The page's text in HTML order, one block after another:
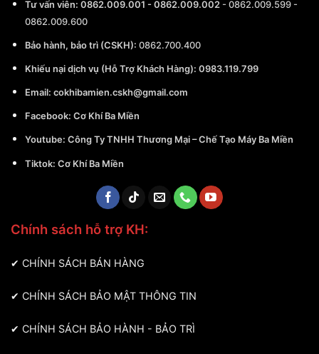
Tư vấn viên: 0862.009.001 - 0862.009.002 - 0862.009.599 -
0862.009.600
Bảo hành, bảo trì (CSKH): 0862.700.400
Khiếu nại dịch vụ (Hỗ Trợ Khách Hàng): 0983.119.799
Email: cokhibamien.cskh@gmail.com
Facebook: Cơ Khí Ba Miền
Youtube: Công Ty TNHH Thương Mại – Chế Tạo Máy Ba Miền
Tiktok: Cơ Khí Ba Miền
Chính sách hỗ trợ KH:
✔ CHÍNH SÁCH BÁN HÀNG
✔ CHÍNH SÁCH BẢO MẬT THÔNG TIN
✔ CHÍNH SÁCH BẢO HÀNH - BẢO TRÌ